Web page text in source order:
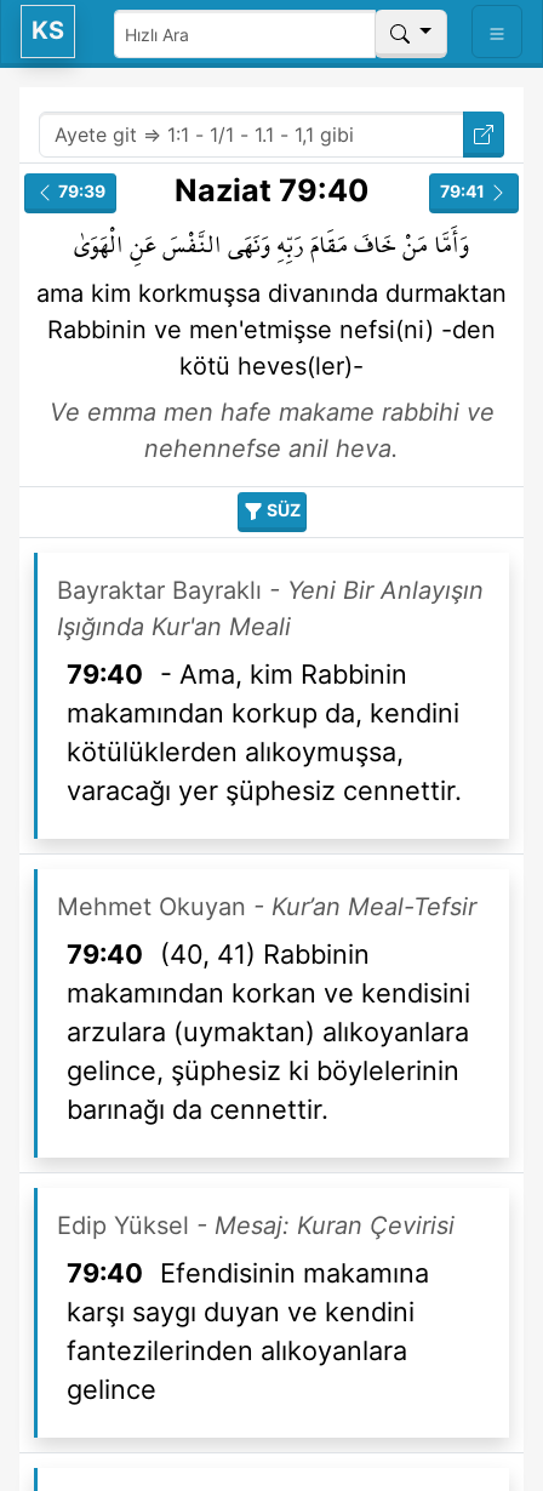
KS
79:39 79:41
Naziat 79:40
وَأَمَّامَنْخَافَمَقَامَرَبِّهِوَنَهَىالنَّفْسَعَنِالْهَوَىٰ
ama kim korkmuşsa divanında durmaktan
Rabbinin ve men'etmişse nefsi(ni) -den
kötü heves(ler)-
Ve emma men hafe makame rabbihi ve
nehennefse anil heva.
SÜZ
Bayraktar Bayraklı - Yeni Bir Anlayışın
Işığında Kur'an Meali
79:40
- Ama, kim Rabbinin
makamından korkup da, kendini
kötülüklerden alıkoymuşsa,
varacağı yer şüphesiz cennettir.
Mehmet Okuyan - Kur’an Meal-Tefsir
79:40
(40, 41) Rabbinin
makamından korkan ve kendisini
arzulara (uymaktan) alıkoyanlara
gelince, şüphesiz ki böylelerinin
barınağı da cennettir.
Edip Yüksel - Mesaj: Kuran Çevirisi
79:40
Efendisinin makamına
karşı saygı duyan ve kendini
fantezilerinden alıkoyanlara
gelince